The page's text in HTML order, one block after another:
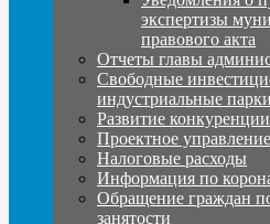
экспертизы
правового акта
Отчеты главы
Свободные
индустриальные парки
Развитие конкуренции
Проектное управление
Налоговые расходы
Информация по
Обращение граждан
занятости